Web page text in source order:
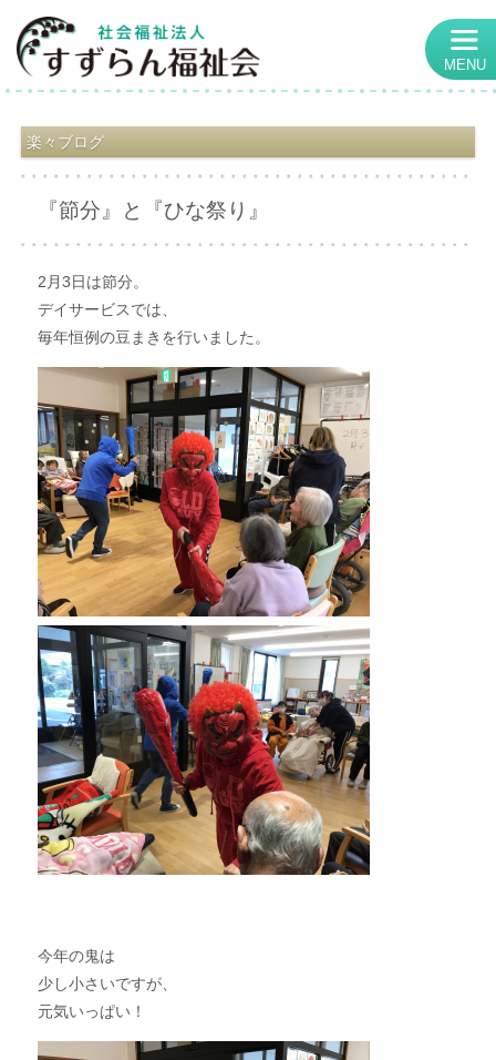
MENU
楽々ブログ
『節分』と『ひな祭り』
2月3日は節分。
デイサービスでは、
毎年恒例の豆まきを行いました。
今年の鬼は
少し小さいですが、
元気いっぱい！